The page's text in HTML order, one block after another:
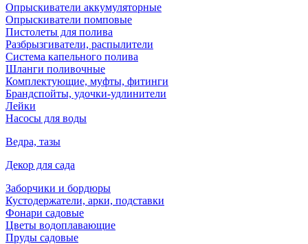
Опрыскиватели аккумуляторные
Опрыскиватели помповые
Пистолеты для полива
Разбрызгиватели, распылители
Система капельного полива
Шланги поливочные
Комплектующие, муфты, фитинги
Брандспойты, удочки-удлинители
Лейки
Насосы для воды
Ведра, тазы
Декор для сада
Заборчики и бордюры
Кустодержатели, арки, подставки
Фонари садовые
Цветы водоплавающие
Пруды садовые